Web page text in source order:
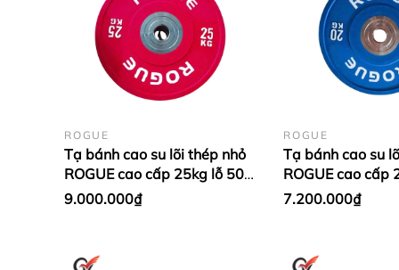
Găng tay Twins FBGVL3-54 Grass
Găng Boxing Twins FBGVL3-54
Với sự thoải mái và tuổi thọ lâu dài
ROGUE
Tạ bánh cao su lõi thép nhỏ
ROGUE cao cấp 25kg lỗ 50
nhập khẩu - Màu đỏ (1 cặp)
9.000.000₫
ROGUE
Tạ bánh cao su
ROGUE cao cấp
nhập khẩu - Màu
7.200.000₫